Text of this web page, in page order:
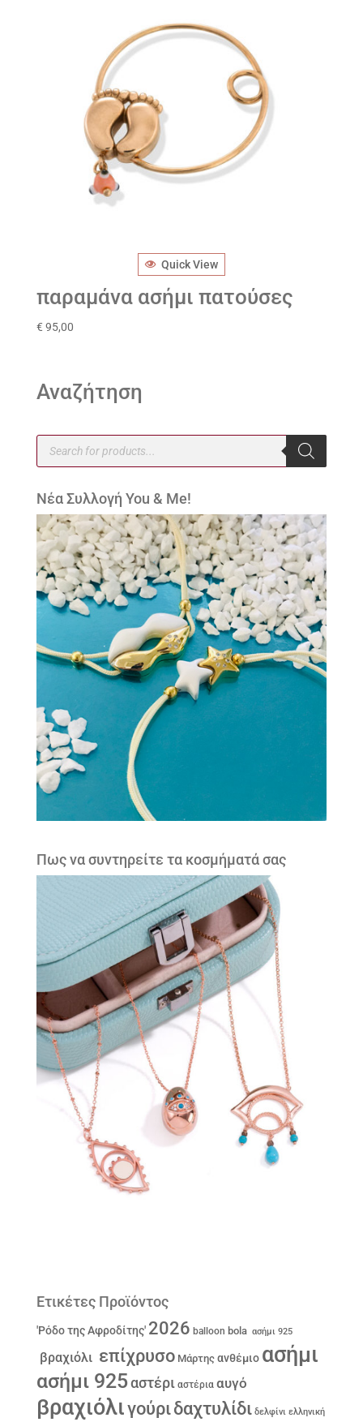
Quick View
παραμάνα ασήμι πατούσες
€ 95,00
Αναζήτηση
Products
search
Νέα Συλλογή You & Me!
Πως να συντηρείτε τα κοσμήματά σας
Ετικέτες Προϊόντος
'Ρόδο της Αφροδίτης' 2026 balloon bola ασήμι 925
βραχιόλι επίχρυσο Μάρτης ανθέμιο ασήμι
ασήμι 925αστέρι αστέρια αυγό
βραχιόλιγούριδαχτυλίδι δελφίνι ελληνική